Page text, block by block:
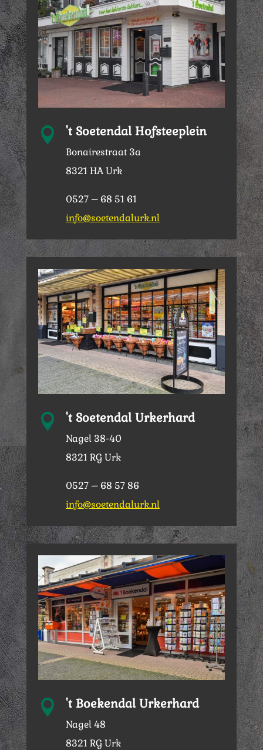
 't Soetendal Hofsteeplein
Bonairestraat 3a
8321 HA Urk
0527 – 68 51 61
info@soetendalurk.nl
 't Soetendal Urkerhard
Nagel 38-40
8321 RG Urk
0527 – 68 57 86
info@soetendalurk.nl
 't Boekendal Urkerhard
Nagel 48
8321 RG Urk